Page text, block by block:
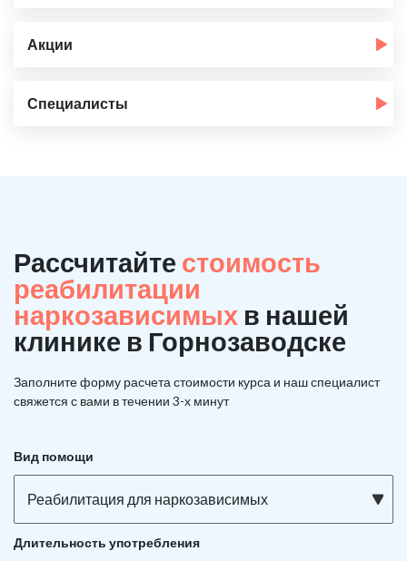
Акции
Специалисты
Рассчитайте стоимость
реабилитации
наркозависимых в нашей
клинике в Горнозаводске
Заполните форму расчета стоимости курса и наш специалист
свяжется с вами в течении 3-х минут
Вид помощи
Реабилитация для наркозависимых
Длительность употребления